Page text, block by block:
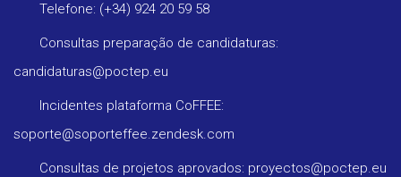
Telefone: (+34) 924 20 59 58
Consultas preparação de candidaturas:
candidaturas@poctep.eu
Incidentes plataforma CoFFEE:
soporte@soporteffee.zendesk.com
Consultas de projetos aprovados: proyectos@poctep.eu